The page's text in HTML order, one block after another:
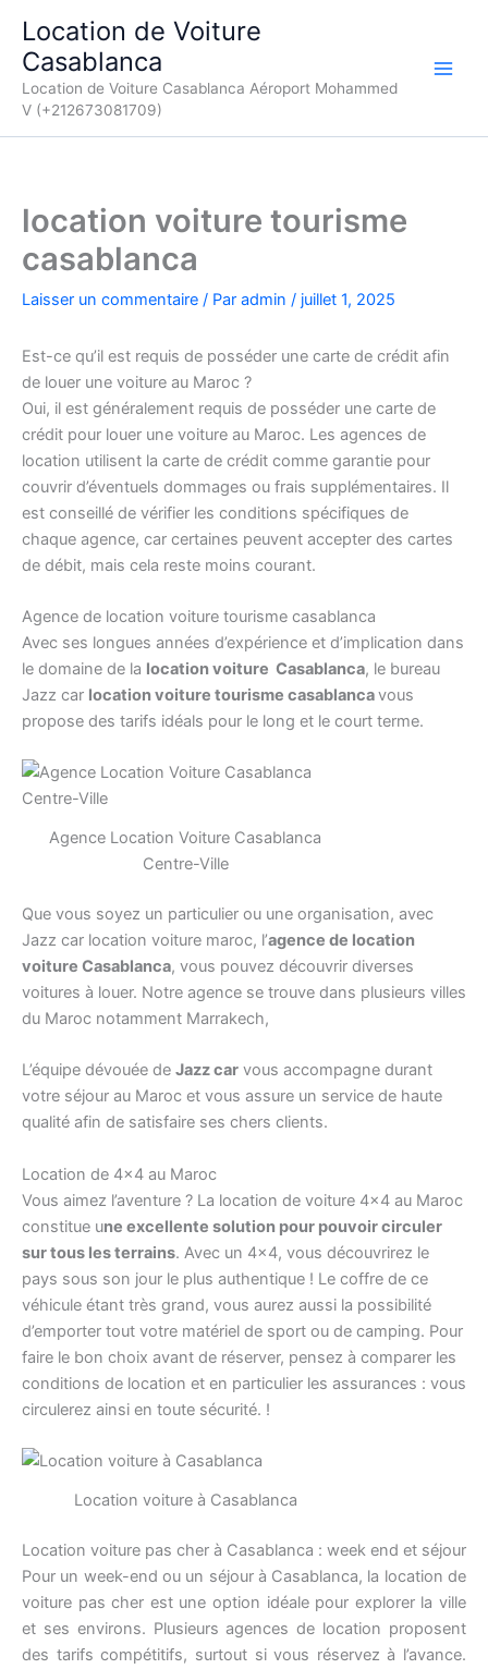
contenu
Location de Voiture
Casablanca
Location de Voiture Casablanca Aéroport Mohammed
V (+212673081709)
location voiture tourisme
casablanca
Laisser un commentaire / Par admin / juillet 1, 2025
Est-ce qu’il est requis de posséder une carte de crédit afin
de louer une voiture au Maroc ?
Oui, il est généralement requis de posséder une carte de
crédit pour louer une voiture au Maroc. Les agences de
location utilisent la carte de crédit comme garantie pour
couvrir d’éventuels dommages ou frais supplémentaires. Il
est conseillé de vérifier les conditions spécifiques de
chaque agence, car certaines peuvent accepter des cartes
de débit, mais cela reste moins courant.
Agence de location voiture tourisme casablanca
Avec ses longues années d’expérience et d’implication dans
le domaine de la location voiture Casablanca, le bureau
Jazz car location voiture tourisme casablancavous
propose des tarifs idéals pour le long et le court terme.
Agence Location Voiture Casablanca
Centre-Ville
Que vous soyez un particulier ou une organisation, avec
Jazz car location voiture maroc, l’agence de location
voiture Casablanca, vous pouvez découvrir diverses
voitures à louer. Notre agence se trouve dans plusieurs villes
du Maroc notamment Marrakech,
L’équipe dévouée de Jazz car vous accompagne durant
votre séjour au Maroc et vous assure un service de haute
qualité afin de satisfaire ses chers clients.
Location de 4×4 au Maroc
Vous aimez l’aventure ? La location de voiture 4×4 au Maroc
constitue une excellente solution pour pouvoir circuler
sur tous les terrains. Avec un 4×4, vous découvrirez le
pays sous son jour le plus authentique ! Le coffre de ce
véhicule étant très grand, vous aurez aussi la possibilité
d’emporter tout votre matériel de sport ou de camping. Pour
faire le bon choix avant de réserver, pensez à comparer les
conditions de location et en particulier les assurances : vous
circulerez ainsi en toute sécurité. !
Location voiture à Casablanca
Location voiture pas cher à Casablanca : week end et séjour
Pour un week-end ou un séjour à Casablanca, la location de
voiture pas cher est une option idéale pour explorer la ville
et ses environs. Plusieurs agences de location proposent
des tarifs compétitifs, surtout si vous réservez à l’avance.